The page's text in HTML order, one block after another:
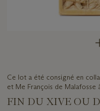
Ce lot a été consigné en
et Me François de Malafosse
FIN DU XIVE OU